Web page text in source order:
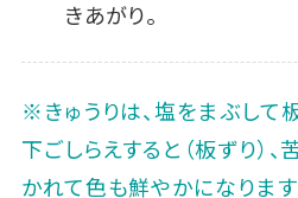
きあがり。
※きゅうりは、塩をまぶして
下ごしらえすると（板ずり）
かれて色も鮮やかになります